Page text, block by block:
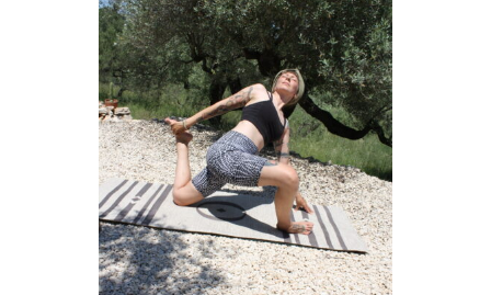
Produktanpassung